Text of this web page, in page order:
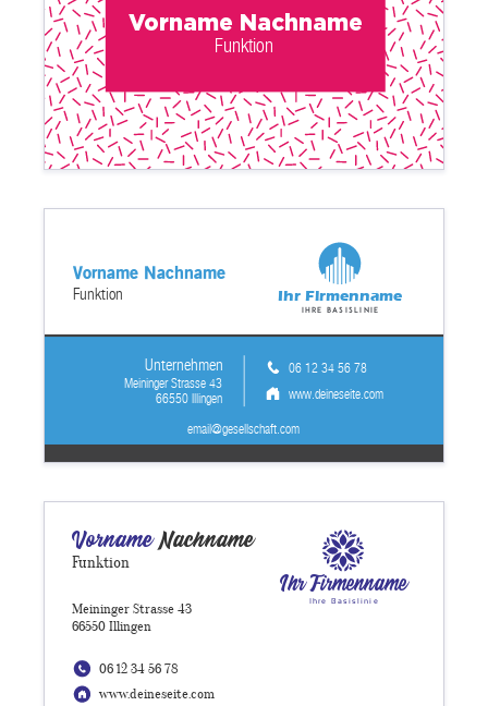
Funktion
Vorname Nachname
email@gesellschaft.com
Meininger Strasse 43
66550 Illingen
06 12 34 56 78
www.deineseite.com
Funktion
Unternehmen
Vorname Nachname
Ihr Firmenname
Ihre Basislinie
06 12 34 56 78
www.deineseite.com
Meininger Strasse 43
66550 Illingen
Funktion
VornameNachname
Ihr Firmenname
Ihre Basislinie